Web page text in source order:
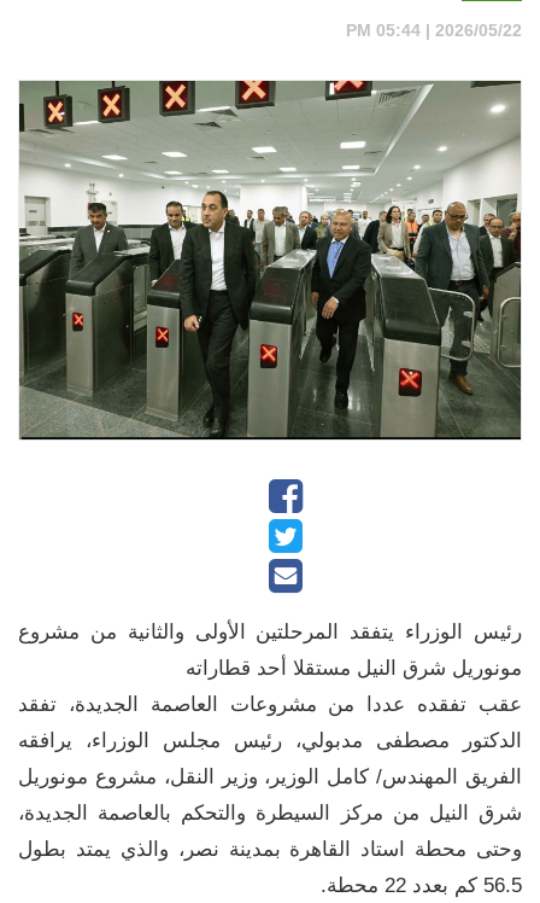
2026/05/22 | 05:44 PM
رئيس الوزراء يتفقد المرحلتين الأولى والثانية من مشروع
مونوريل شرق النيل مستقلا أحد قطاراته
عقب تفقده عددا من مشروعات العاصمة الجديدة، تفقد
الدكتور مصطفى مدبولي، رئيس مجلس الوزراء، يرافقه
الفريق المهندس/ كامل الوزير، وزير النقل، مشروع مونوريل
شرق النيل من مركز السيطرة والتحكم بالعاصمة الجديدة،
وحتى محطة استاد القاهرة بمدينة نصر، والذي يمتد بطول
56.5 كم بعدد 22 محطة.